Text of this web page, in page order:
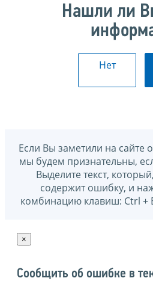
Нашли ли
Нет
Если Вы заметили на сайте
мы будем признательны,
Выделите текст,
содержит ошибку, и
комбинацию клавиш: Ctrl +
×
Сообщить об ошибке в